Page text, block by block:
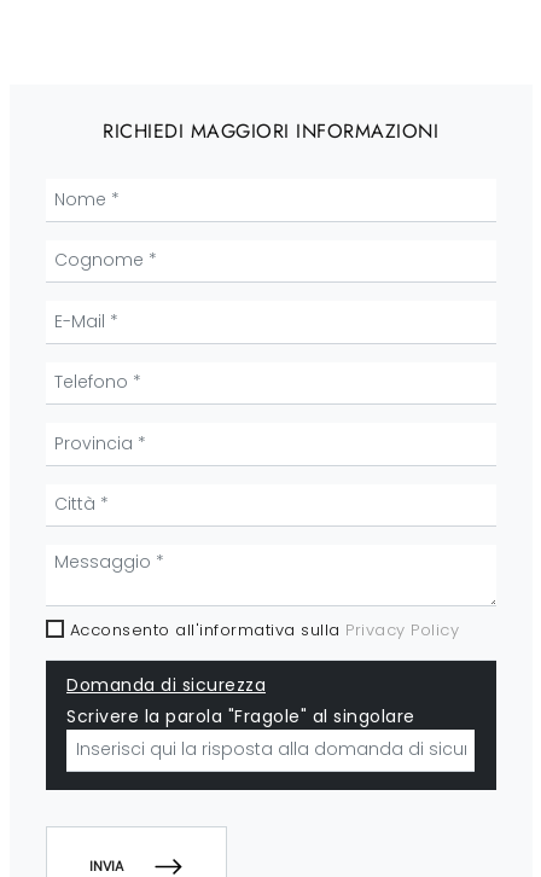
RICHIEDI MAGGIORI INFORMAZIONI
Acconsento all'informativa sulla Privacy Policy
Domanda di sicurezza
Scrivere la parola "Fragole" al singolare
INVIA